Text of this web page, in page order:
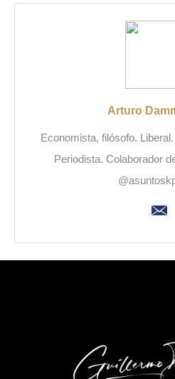
Arturo
Economista, filósofo.
Periodista. Colaborador